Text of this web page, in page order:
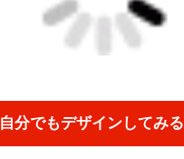
自分でもデザインしてみる